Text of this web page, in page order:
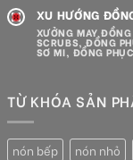
XU HƯỚNG
XƯỞNG MAY
SCRUBS, ĐỒNG
SƠ MI, ĐỒNG
TỪ KHÓA SẢN
nón bếp nón nhỏ